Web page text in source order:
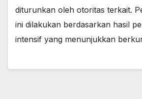
diturunkan oleh otoritas terkait.
ini dilakukan berdasarkan hasil
intensif yang menunjukkan